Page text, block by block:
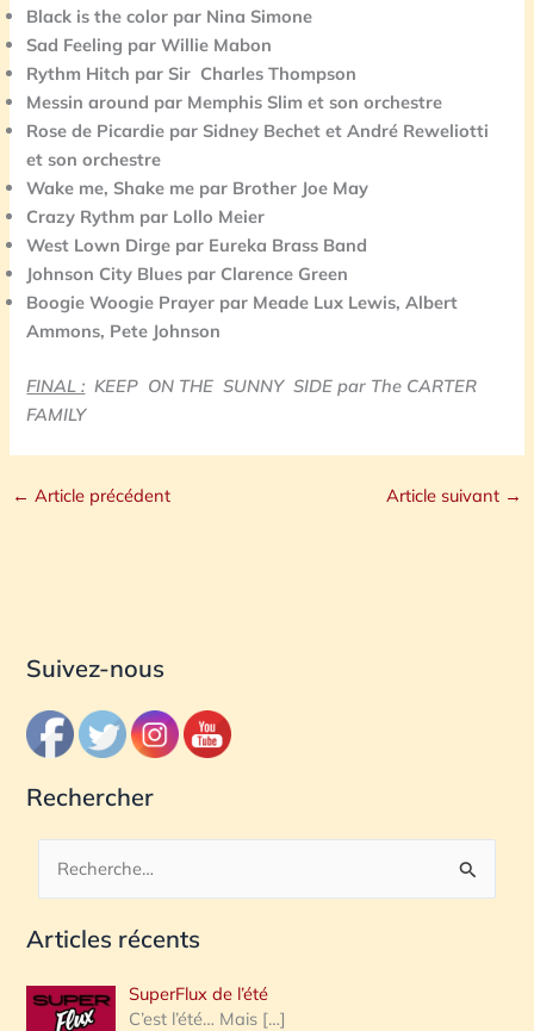
Black is the color par Nina Simone
Sad Feeling par Willie Mabon
Rythm Hitch par Sir Charles Thompson
Messin around par Memphis Slim et son orchestre
Rose de Picardie par Sidney Bechet etAndré Reweliotti
et son orchestre
Wake me, Shake me par Brother Joe May
Crazy Rythm par Lollo Meier
West Lown Dirge par Eureka Brass Band
Johnson City Blues par Clarence Green
Boogie Woogie Prayer par Meade Lux Lewis,Albert
Ammons, Pete Johnson
FINAL : KEEP ON THE SUNNY SIDE par The CARTER
FAMILY
← Article précédent Article suivant →
Suivez-nous
Rechercher
c
e
Articles récents
SuperFlux de l’été
C’est l’été… Mais […]